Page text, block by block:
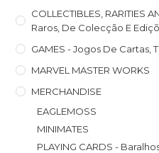
COLLECTIBLES, RARITIES
Raros, De Colecção E
GAMES - Jogos De Cartas,
MARVEL MASTER WORKS
MERCHANDISE
EAGLEMOSS
MINIMATES
PLAYING CARDS -